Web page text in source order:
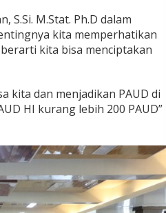
S.Si. M.Stat. Ph.D dalam
kita memperhatikan
kita bisa menciptakan
kita dan menjadikan PAUD di
HI kurang lebih 200 PAUD”